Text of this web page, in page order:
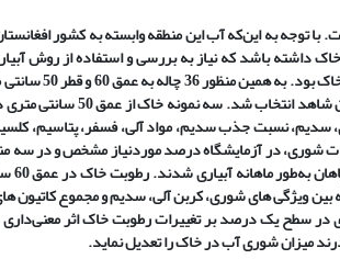
توجه به این‌که آب این منطقه وابسته به کشور
داشته باشد که نیاز به بررسی و استفاده از روش
بود
ارتفاع و قطر 40 و 5 سانتی ­متر داخل
سدیم، نسبت جذب سدیم، مواد آلی، فسفر، پتاسیم،
شوری، در آزمایشگاه درصد موردنیاز مشخص و در
گل
نشان داد که بین ویژگی­ های شوری، کربن آلی، سدیم و مجموع
در سطح یک درصد بر تغییرات رطوبت خاک اثر
میزان شوری آب در خاک را تعدیل نماید.